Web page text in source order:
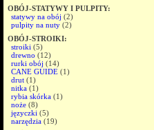
OBÓJ-STATYWY I PULPITY:
statywy na obój (2)
pulpity na nuty (2)
OBÓJ-STROIKI:
stroiki (5)
drewno (12)
rurki obój (14)
CANE GUIDE (1)
drut (1)
nitka (1)
rybia skórka (1)
noże (8)
języczki (5)
narzędzia (19)